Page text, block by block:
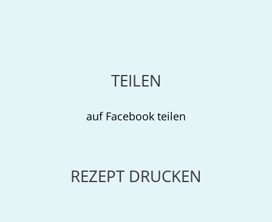
TEILEN
auf Facebook teilen
REZEPT DRUCKEN